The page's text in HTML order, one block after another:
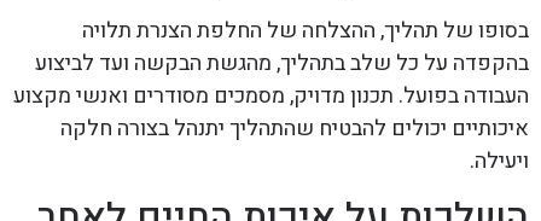
בסופו של תהליך, ההצלחה של החלפת הצנרת תלויה
בהקפדה על כל שלב בתהליך, מהגשת הבקשה ועד לביצוע
העבודה בפועל. תכנון מדויק, מסמכים מסודרים ואנשי מקצוע
איכותיים יכולים להבטיח שהתהליך יתנהל בצורה חלקה
ויעילה.